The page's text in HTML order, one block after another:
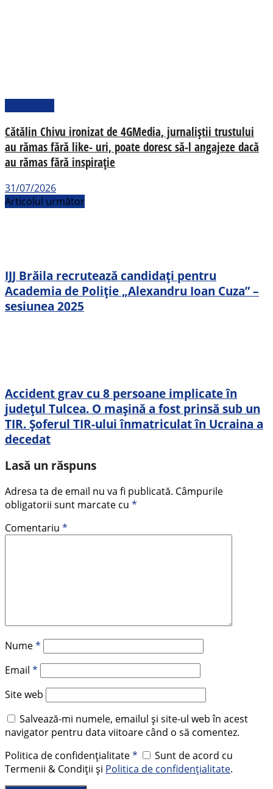
Cătălin Chivu ironizat de 4GMedia, jurnaliștii trustului
au rămas fără like- uri, poate doresc să-l angajeze dacă
au rămas fără inspirație
31/07/2026
Articolul următor
IJJ Brăila recrutează candidați pentru
Academia de Poliție „Alexandru Ioan Cuza” –
sesiunea 2025
Accident grav cu 8 persoane implicate în
județul Tulcea. O mașină a fost prinsă sub un
TIR. Șoferul TIR-ului înmatriculat în Ucraina a
decedat
Lasă un răspuns
Adresa ta de email nu va fi publicată. Câmpurile
obligatorii sunt marcate cu *
Comentariu *
Nume*
Email *
Site web
Salvează-mi numele, emailul și site-ul web în acest
navigator pentru data viitoare când o să comentez.
Politica de confidențialitate*
Sunt de acord cu
Termenii & Condiții și Politica de confidențialitate.